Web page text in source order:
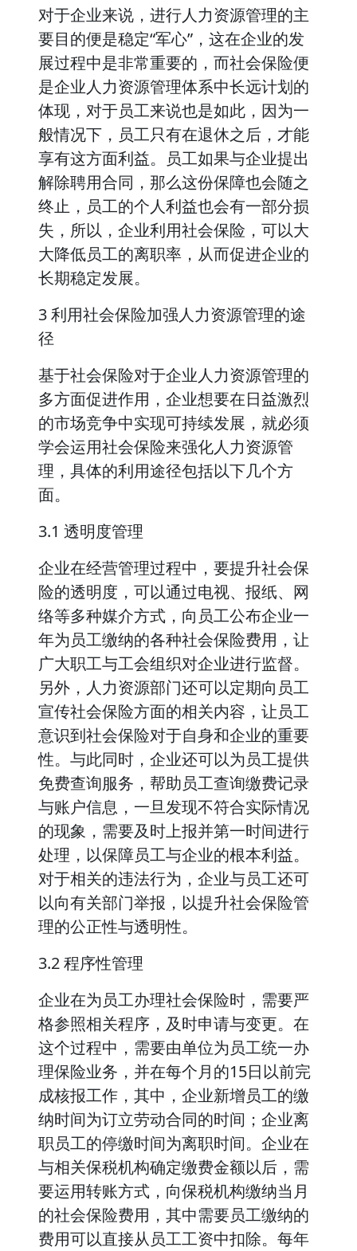
对于企业来说，进行人力资源管理的主
要目的便是稳定“军心”，这在企业的发
展过程中是非常重要的，而社会保险便
是企业人力资源管理体系中长远计划的
体现，对于员工来说也是如此，因为一
般情况下，员工只有在退休之后，才能
享有这方面利益。员工如果与企业提出
解除聘用合同，那么这份保障也会随之
终止，员工的个人利益也会有一部分损
失，所以，企业利用社会保险，可以大
大降低员工的离职率，从而促进企业的
长期稳定发展。
3 利用社会保险加强人力资源管理的途
径
基于社会保险对于企业人力资源管理的
多方面促进作用，企业想要在日益激烈
的市场竞争中实现可持续发展，就必须
学会运用社会保险来强化人力资源管
理，具体的利用途径包括以下几个方
面。
3.1 透明度管理
企业在经营管理过程中，要提升社会保
险的透明度，可以通过电视、报纸、网
络等多种媒介方式，向员工公布企业一
年为员工缴纳的各种社会保险费用，让
广大职工与工会组织对企业进行监督。
另外，人力资源部门还可以定期向员工
宣传社会保险方面的相关内容，让员工
意识到社会保险对于自身和企业的重要
性。与此同时，企业还可以为员工提供
免费查询服务，帮助员工查询缴费记录
与账户信息，一旦发现不符合实际情况
的现象，需要及时上报并第一时间进行
处理，以保障员工与企业的根本利益。
对于相关的违法行为，企业与员工还可
以向有关部门举报，以提升社会保险管
理的公正性与透明性。
3.2 程序性管理
企业在为员工办理社会保险时，需要严
格参照相关程序，及时申请与变更。在
这个过程中，需要由单位为员工统一办
理保险业务，并在每个月的15日以前完
成核报工作，其中，企业新增员工的缴
纳时间为订立劳动合同的时间；企业离
职员工的停缴时间为离职时间。企业在
与相关保税机构确定缴费金额以后，需
要运用转账方式，向保税机构缴纳当月
的社会保险费用，其中需要员工缴纳的
费用可以直接从员工工资中扣除。每年